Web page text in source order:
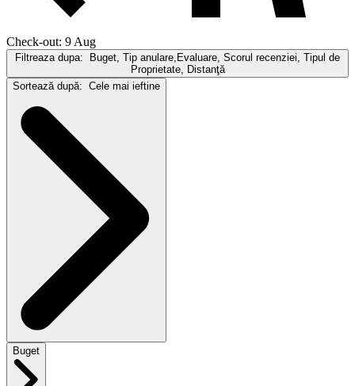
Check-out: 9 Aug
Filtreaza dupa: Buget, Tip anulare,Evaluare, Scorul recenziei, Tipul de
Proprietate, Distanţă
Sortează după: Cele mai ieftine
Buget